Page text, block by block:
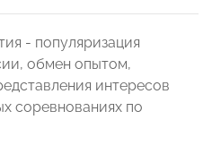
- популяризация
обмен опытом,
интересов
соревнованиях по